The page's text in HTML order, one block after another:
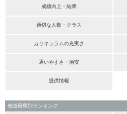
成績向上・結果
適切な人数・クラス
カリキュラムの充実さ
通いやすさ・治安
提供情報
都道府県別ランキング